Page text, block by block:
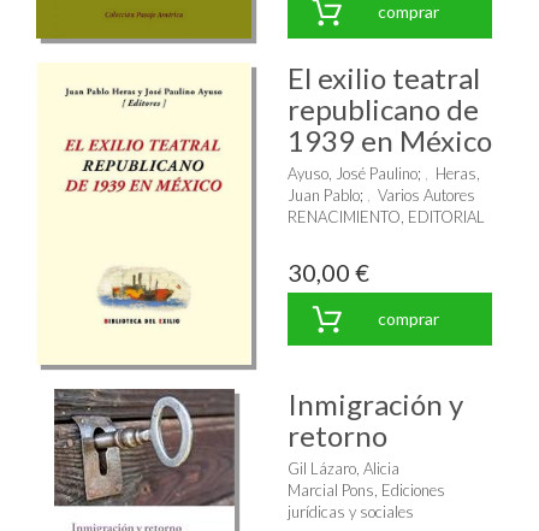
comprar
El exilio teatral
republicano de
1939 en México
Ayuso, José Paulino;
Heras,
Juan Pablo;
Varios Autores
RENACIMIENTO, EDITORIAL
30,00 €
comprar
Inmigración y
retorno
Gil Lázaro, Alicia
Marcial Pons, Ediciones
jurídicas y sociales